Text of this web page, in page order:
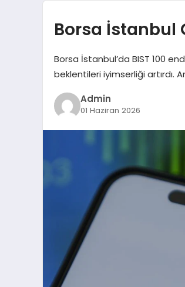
Borsa İstanbul
Borsa İstanbul’da BIST 100
beklentileri iyimserliği artırdı.
Admin
01 Haziran 2026